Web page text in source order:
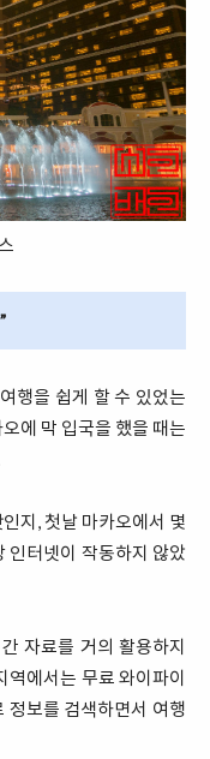
행을 쉽게 할 수 있었는
에 막 입국을 했을 때는
지, 첫날 마카오에서 몇
인터넷이 작동하지 않았
자료를 거의 활용하지
에서는 무료 와이파이
정보를 검색하면서 여행